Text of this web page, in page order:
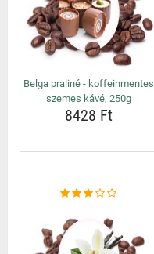
Belga praliné - koffeinmentes
szemes kávé, 250g
8428 Ft